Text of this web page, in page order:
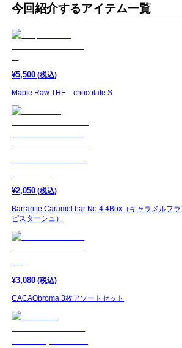
今回紹介するアイテム一覧
¥5,500 (税込)
Maple Raw THE chocolate S
¥2,050 (税込)
Barrantie Caramel bar No.4 4Box（キャラメルフ
ピスターシュ）
¥3,080 (税込)
CACAObroma 3枚アソートセット